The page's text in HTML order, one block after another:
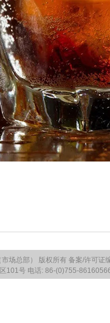
场总部） 版权所有 备案/许可证
101号 电话: 86-(0)755-